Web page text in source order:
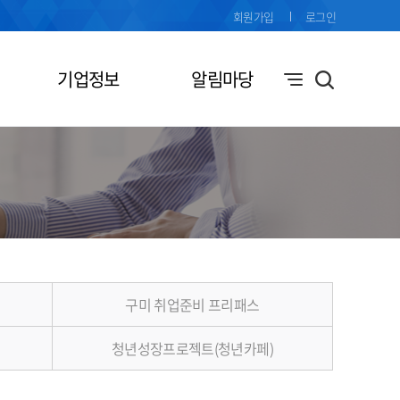
기업정보 알림마당
회원가입 로그인
구미 취업준비 프리패스
청년성장프로젝트(청년카페)